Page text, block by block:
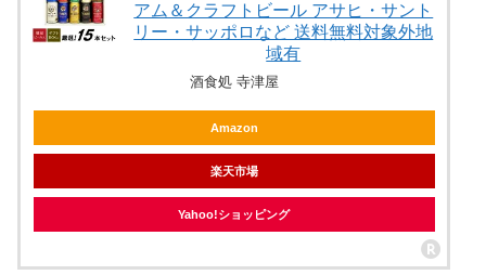
アム＆クラフトビール アサヒ・サント
リー・サッポロなど 送料無料対象外地
域有
酒食処 寺津屋
Amazon
楽天市場
Yahoo!ショッピング